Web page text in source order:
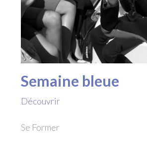
Semaine bleue
Découvrir
Se Former